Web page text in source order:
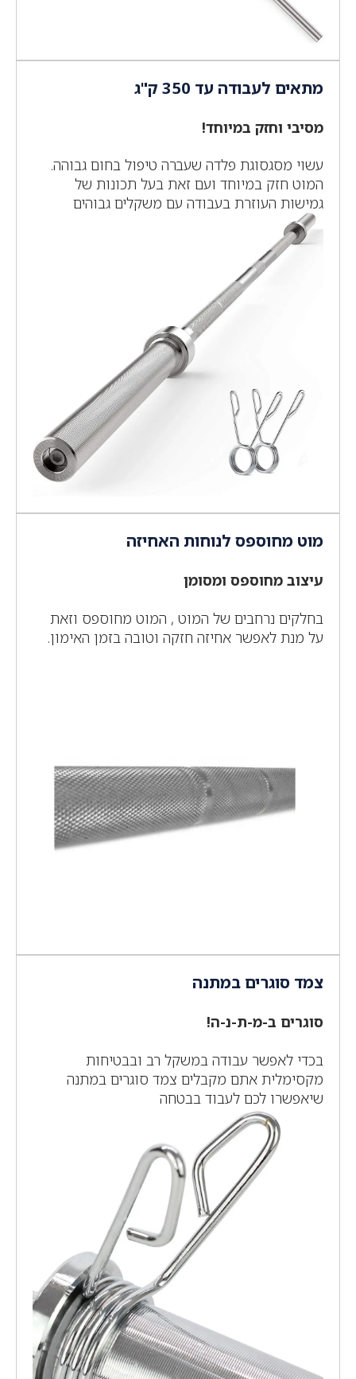
מתאים לעבודה עד 350 ק"ג
מסיבי וחזק במיוחד!
עשוי מסגסוגת פלדה שעברה טיפול בחום גבוהה.
המוט חזק במיוחד ועם זאת בעל תכונות של
גמישות העוזרת בעבודה עם משקלים גבוהים
מוט מחוספס לנוחות האחיזה
עיצוב מחוספס ומסומן
בחלקים נרחבים של המוט , המוט מחוספס וזאת
על מנת לאפשר אחיזה חזקה וטובה בזמן האימון.
צמד סוגרים במתנה
סוגרים ב-מ-ת-נ-ה!
בכדי לאפשר עבודה במשקל רב ובבטיחות
מקסימלית אתם מקבלים צמד סוגרים במתנה
שיאפשרו לכם לעבוד בבטחה